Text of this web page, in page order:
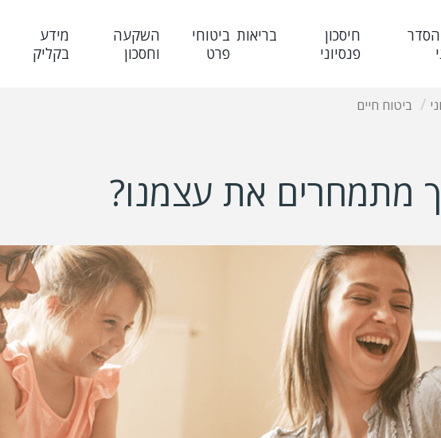
חיסכון
פנסיוני
בריאות ביטוחי
פרט
השקעה
וחסכון
מידע
בקליק
ביטוח חיים
מתמחרים את עצמנו?